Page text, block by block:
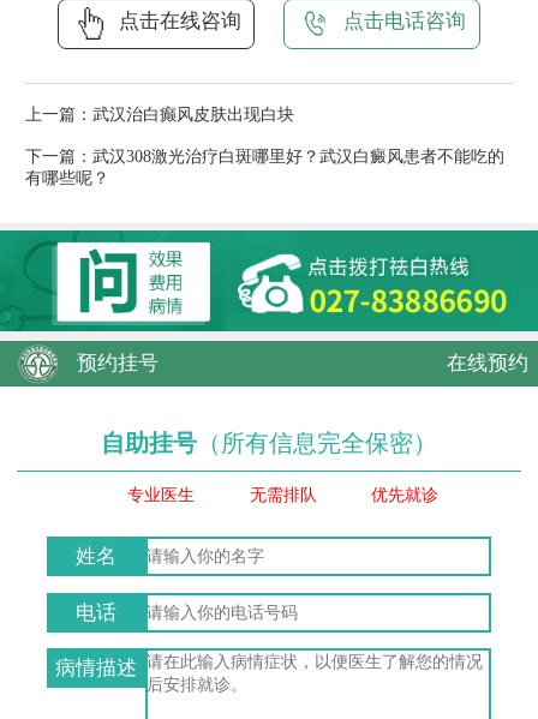
点击在线咨询 点击电话咨询
上一篇： 武汉治白癫风皮肤出现白块
下一篇： 武汉308激光治疗白斑哪里好？武汉白癜风患者不能吃的
有哪些呢？
预约挂号 在线预约
自助挂号 （所有信息完全保密）
专业医生 无需排队 优先就诊
姓名
电话
病情描述